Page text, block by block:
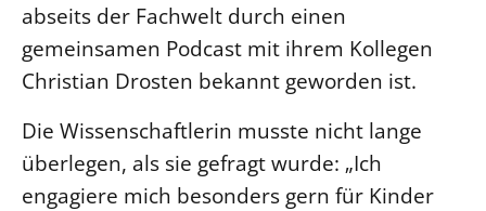
abseits der Fachwelt durch einen
gemeinsamen Podcast mit ihrem Kollegen
Christian Drosten bekannt geworden ist.
Die Wissenschaftlerin musste nicht lange
überlegen, als sie gefragt wurde: „Ich
engagiere mich besonders gern für Kinder
LANDESSYNODE
27. Landessynode
Hintergrund
MITARBEIT